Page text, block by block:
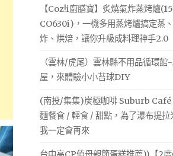
【Coz!i廚膳寶】炙燒氣炸蒸烤爐
CO630i)，一機多用蒸烤爐搞定蒸、
炸、烘焙，讓你升級成料理神手2.0
（雲林/虎尾）雲林縣不用品循環館
屋，來體驗小小苔球DIY
(南投/集集)炭極咖啡 Suburb Café
麵餐食 / 輕食 / 甜點，為了瀑布提拉
我一定會再來